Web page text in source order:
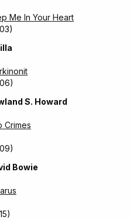
Me In Your Heart
S. Howard
Crimes
Bowie